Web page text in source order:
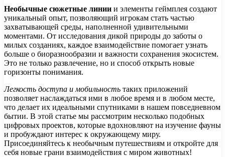
Необычные сюжетные линии и элементы геймплея создают
уникальный опыт, позволяющий игрокам стать частью
захватывающей среды, наполненной удивительными
моментами. От исследования дикой природы до заботы о
милых созданиях, каждое взаимодействие помогает узнать
больше о биоразнообразии и важности сохранения экосистем.
Это не только развлечение, но и способ открыть новые
горизонты понимания.
Легкость доступа и мобильность таких приложений
позволяет наслаждаться ими в любое время и в любом месте,
что делает их идеальными спутниками в нашем повседневном
бытии. В этой статье мы рассмотрим несколько подобных
цифровых проектов, которые вдохновляют на изучение фауны
и пробуждают интерес к окружающему миру.
Присоединяйтесь к необычным путешествиям и откройте для
себя новые грани взаимодействия с миром животных!